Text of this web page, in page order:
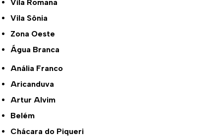
Vila Romana
Vila Sônia
Zona Oeste
Água Branca
Anália Franco
Aricanduva
Artur Alvim
Belém
Chácara do Piqueri